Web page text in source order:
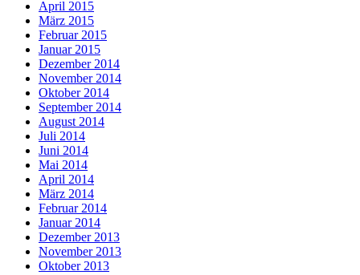
April 2015
März 2015
Februar 2015
Januar 2015
Dezember 2014
November 2014
Oktober 2014
September 2014
August 2014
Juli 2014
Juni 2014
Mai 2014
April 2014
März 2014
Februar 2014
Januar 2014
Dezember 2013
November 2013
Oktober 2013